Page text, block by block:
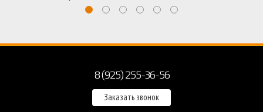
8 (925) 255-36-56
Заказать звонок